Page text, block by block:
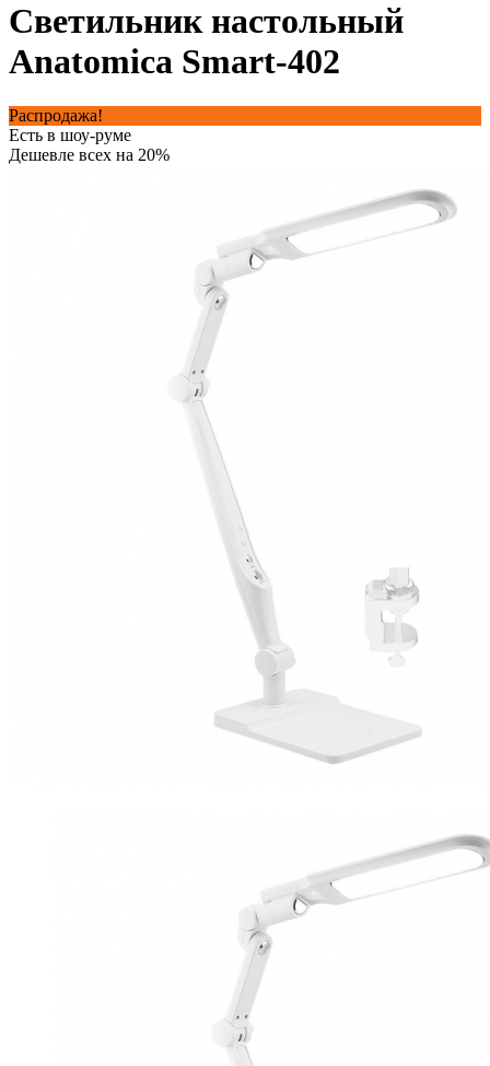
Светильник настольный
Anatomica Smart-402
Распродажа!
Есть в шоу-руме
Дешевле всех на 20%